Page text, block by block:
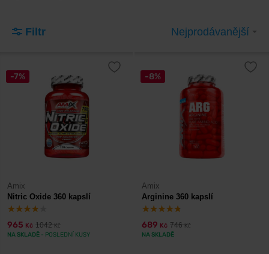
Filtr Nejprodávanější
-7%
Amix
Nitric Oxide 360 kapslí
965 Kč 1042Kč
NA SKLADĚ - POSLEDNÍ KUSY
-8%
Amix
Arginine 360 kapslí
689 Kč 746Kč
NA SKLADĚ